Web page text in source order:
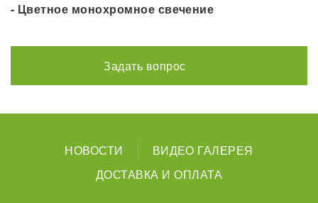
- Цветное монохромное свечение
Задать вопрос
НОВОСТИ
ВИДЕО ГАЛЕРЕЯ
ДОСТАВКА И ОПЛАТА